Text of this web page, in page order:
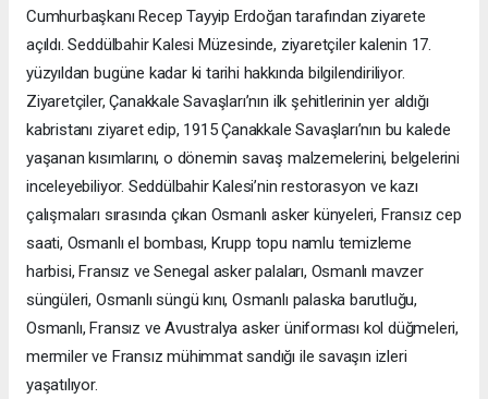
Cumhurbaşkanı Recep Tayyip Erdoğan tarafından ziyarete
açıldı. Seddülbahir Kalesi Müzesinde, ziyaretçiler kalenin 17.
yüzyıldan bugüne kadar ki tarihi hakkında bilgilendiriliyor.
Ziyaretçiler, Çanakkale Savaşları’nın ilk şehitlerinin yer aldığı
kabristanı ziyaret edip, 1915 Çanakkale Savaşları’nın bu kalede
yaşanan kısımlarını, o dönemin savaş malzemelerini, belgelerini
inceleyebiliyor. Seddülbahir Kalesi’nin restorasyon ve kazı
çalışmaları sırasında çıkan Osmanlı asker künyeleri, Fransız cep
saati, Osmanlı el bombası, Krupp topu namlu temizleme
harbisi, Fransız ve Senegal asker palaları, Osmanlı mavzer
süngüleri, Osmanlı süngü kını, Osmanlı palaska barutluğu,
Osmanlı, Fransız ve Avustralya asker üniforması kol düğmeleri,
mermiler ve Fransız mühimmat sandığı ile savaşın izleri
yaşatılıyor.